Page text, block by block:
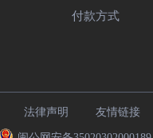
付款方式
法律声明 友情链接